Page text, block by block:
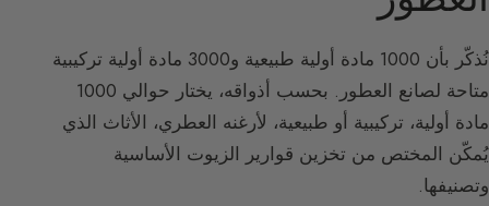
نُذكّر بأن 1000 مادة أولية طبيعية و3000 مادة أولية تركيبية
متاحة لصانع العطور. بحسب أذواقه، يختار حوالي 1000
مادة أولية، تركيبية أو طبيعية، لأرغنه العطري، الأثاث الذي
يُمكّن المختص من تخزين قوارير الزيوت الأساسية
وتصنيفها.